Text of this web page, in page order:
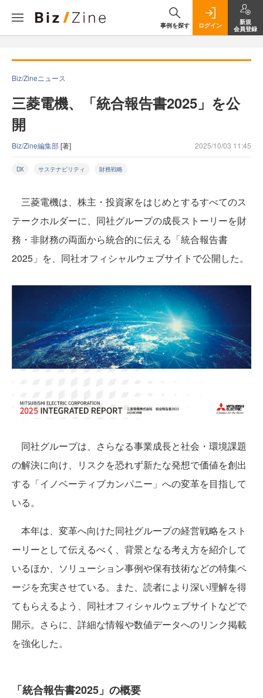
事例を探す ログイン
新規
会員登録
Biz/Zineニュース
三菱電機、「統合報告書2025」を公
開
Biz/Zine編集部[著] 2025/10/03 11:45
DX サステナビリティ 財務戦略
三菱電機は、株主・投資家をはじめとするすべてのス
テークホルダーに、同社グループの成長ストーリーを財
務・非財務の両面から統合的に伝える「統合報告書
2025」を、同社オフィシャルウェブサイトで公開した。
同社グループは、さらなる事業成長と社会・環境課題
の解決に向け、リスクを恐れず新たな発想で価値を創出
する「イノベーティブカンパニー」への変革を目指して
いる。
本年は、変革へ向けた同社グループの経営戦略をスト
ーリーとして伝えるべく、背景となる考え方を紹介して
いるほか、ソリューション事例や保有技術などの特集ペ
ージを充実させている。また、読者により深い理解を得
てもらえるよう、同社オフィシャルウェブサイトなどで
開示。さらに、詳細な情報や数値データへのリンク掲載
を強化した。
「統合報告書2025」の概要